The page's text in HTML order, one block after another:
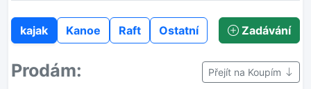
kajak Kanoe Raft Ostatní Zadávání
Přejít na Koupím
Prodám: